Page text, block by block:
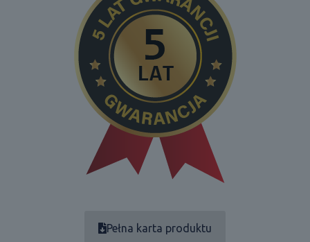
Pełna karta produktu